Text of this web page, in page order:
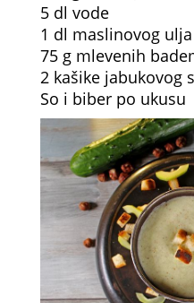
5 dl vode
1 dl maslinovog ulja
75 g mlevenih
2 kašike jabukovog
So i biber po ukusu